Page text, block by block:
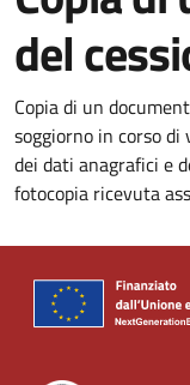
del
Copia di un
soggiorno in corso di
dei dati anagrafici e
fotocopia ricevuta